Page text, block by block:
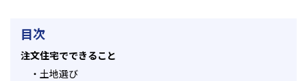
目次
注文住宅でできること
・ 土地選び